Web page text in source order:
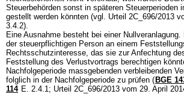
Steuerbehörden sonst in späteren Steuerperioden
gestellt werden könnten (vgl. Urteil 2C_696/2013
3.4.2).
Eine Ausnahme besteht bei einer
der steuerpflichtigen Person an einem
Rechtsschutzinteresse, das sie zur Anfechtung
Feststellung des Verlustvortrags berechtigen
Nachfolgeperiode massgebenden verbleibenden
folglich in der Nachfolgeperiode zu prüfen ( BGE
114 E. 2.4.1; Urteil 2C_696/2013 vom 29. April